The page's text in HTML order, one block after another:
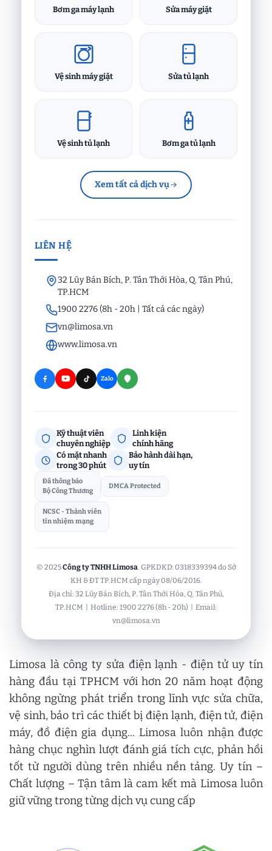
Bơm ga máy lạnh Sửa máy giặt
Vệ sinh máy giặt Sửa tủ lạnh
Vệ sinh tủ lạnh Bơm ga tủ lạnh
Xem tất cả dịch vụ
LIÊN HỆ
32 Lũy Bán Bích, P. Tân Thới Hòa, Q. Tân Phú,
TP.HCM
1900 2276 (8h - 20h | Tất cả các ngày)
vn@limosa.vn
www.limosa.vn
Zalo
Kỹ thuật viên
chuyên nghiệp
Linh kiện
chính hãng
Có mặt nhanh
trong 30 phút
Bảo hành dài hạn,
uy tín
Đã thông báo
Bộ Công Thương
DMCA Protected
NCSC - Thành viên
tín nhiệm mạng
© 2025Công ty TNHH Limosa. GPKDKD: 0318339394 do Sở
KH & ĐT TP.HCM cấp ngày 08/06/2016.
Địa chỉ: 32 Lũy Bán Bích, P. Tân Thới Hòa, Q. Tân Phú,
TP.HCM | Hotline: 1900 2276 (8h - 20h) | Email:
vn@limosa.vn
Limosa là công ty sửa điện lạnh - điện tử uy tín
hàng đầu tại TPHCM với hơn 20 năm hoạt động
không ngừng phát triển trong lĩnh vực sửa chữa,
vệ sinh, bảo trì các thiết bị điện lạnh, điện tử, điện
máy, đồ điện gia dụng... Limosa luôn nhận được
hàng chục nghìn lượt đánh giá tích cực, phản hồi
tốt từ người dùng trên nhiều nền tảng. Uy tín –
Chất lượng – Tận tâm là cam kết mà Limosa luôn
giữ vững trong từng dịch vụ cung cấp